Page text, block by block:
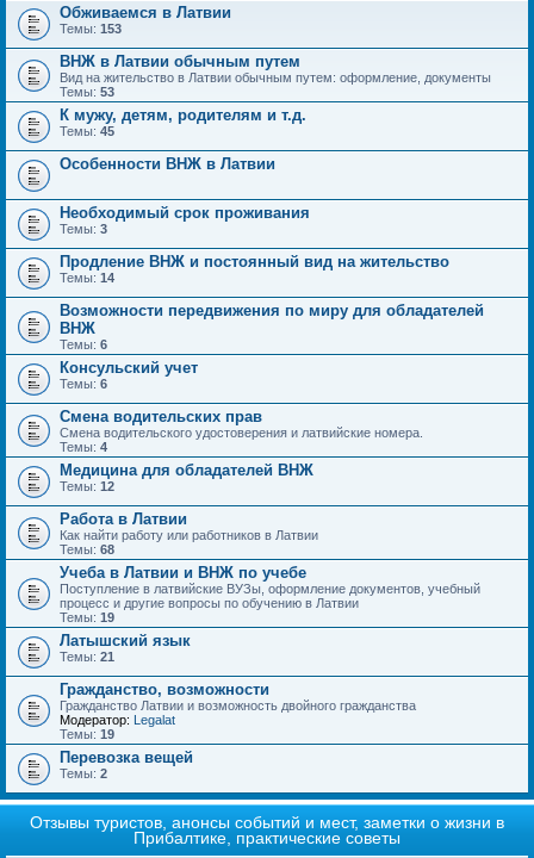
Обживаемся в Латвии
Темы: 153
ВНЖ в Латвии обычным путем
Вид на жительство в Латвии обычным путем: оформление, документы
Темы: 53
К мужу, детям, родителям и т.д.
Темы: 45
Особенности ВНЖ в Латвии
Необходимый срок проживания
Темы: 3
Продление ВНЖ и постоянный вид на жительство
Темы: 14
Возможности передвижения по миру для обладателей
ВНЖ
Темы: 6
Консульский учет
Темы: 6
Смена водительских прав
Смена водительского удостоверения и латвийские номера.
Темы: 4
Медицина для обладателей ВНЖ
Темы: 12
Работа в Латвии
Как найти работу или работников в Латвии
Темы: 68
Учеба в Латвии и ВНЖ по учебе
Поступление в латвийские ВУЗы, оформление документов, учебный
процесс и другие вопросы по обучению в Латвии
Темы: 19
Латышский язык
Темы: 21
Гражданство, возможности
Гражданство Латвии и возможность двойного гражданства
Модератор:
Legalat
Темы: 19
Перевозка вещей
Темы: 2
Отзывы туристов, анонсы событий и мест, заметки о жизни в
Прибалтике, практические советы